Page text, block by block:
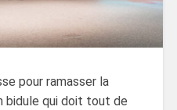
pour ramasser la
bidule qui doit tout de